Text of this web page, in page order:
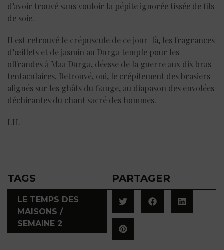
d’avoir trouvé sans vouloir la pépite ignorée tissée de fils
de soie.
Il est retrouvé le crépuscule de ce jour-là, les fragrances
d’œillets et de jasmin au Durga temple pour les
offrandes à Maa Durga, déesse de la guerre aux dix bras
tentaculaires. Retrouvé, oui, le crépitement des brasiers
alignés sur les ghâts du Gange, au diapason des envolées
déchirantes du chant sacré des hommes.
I.H.
TAGS
LE TEMPS DES
MAISONS /
SEMAINE 2
PARTAGER